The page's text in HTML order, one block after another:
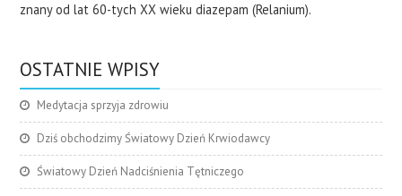
znany od lat 60-tych XX wieku diazepam (Relanium).
OSTATNIE WPISY
Medytacja sprzyja zdrowiu
Dziś obchodzimy Światowy Dzień Krwiodawcy
Światowy Dzień Nadciśnienia Tętniczego